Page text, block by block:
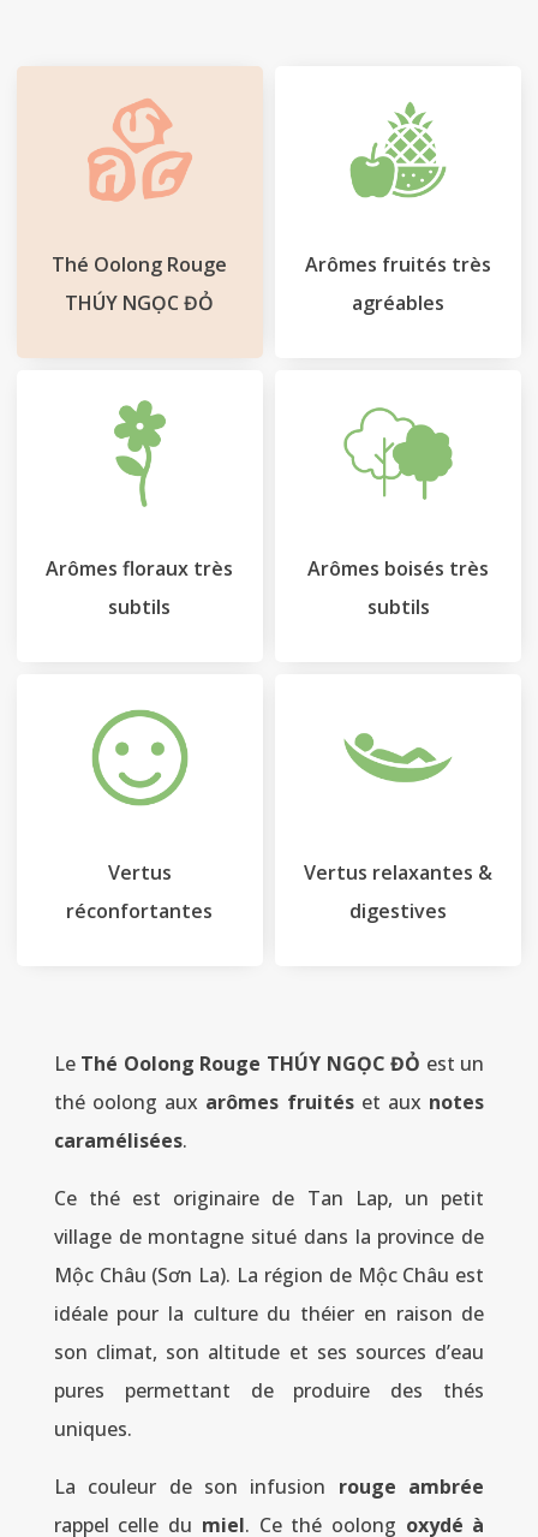
Mon
compte
Panier
Thé Oolong Rouge
THÚY NGỌC ĐỎ
Arômes fruités très
agréables
Arômes floraux très
subtils
Arômes boisés très
subtils
Vertus
réconfortantes
Vertus relaxantes &
digestives
Le Thé Oolong Rouge THÚY NGỌC ĐỎ est un
thé oolong aux arômes fruitéset aux notes
caramélisées.
Ce thé est originaire de Tan Lap, un petit
village de montagne situé dans la province de
Mộc Châu (Sơn La). La région de Mộc Châu est
idéale pour la culture du théier en raison de
son climat, son altitude et ses sources d’eau
pures permettant de produire des thés
uniques.
La couleur de son infusion rouge ambrée
rappel celle du miel. Ce thé oolong oxydé à